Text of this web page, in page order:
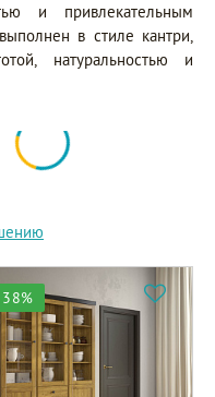
и привлекательным
в стиле кантри,
натуральностью и